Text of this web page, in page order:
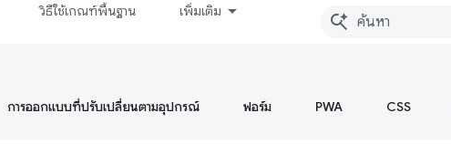
วิธีใช้เกณฑ์พื้นฐาน เพิ่มเติม
การออกแบบที่ปรับเปลี่ยนตามอุปกรณ์ ฟอร์ม PWA CSS